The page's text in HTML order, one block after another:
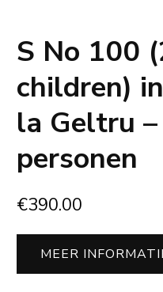
S No 100
children)
la Geltru
personen
€390.00
MEER